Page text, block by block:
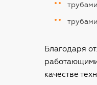
Благодаря
работающими
качестве